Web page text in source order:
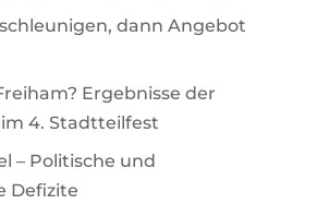
dann Angebot
Ergebnisse der
4. Stadtteilfest
– Politische und
Defizite